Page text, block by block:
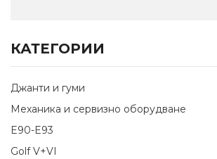
КАТЕГОРИИ
Джанти и гуми
Механика и сервизно оборудване
E90-E93
Golf V+VI